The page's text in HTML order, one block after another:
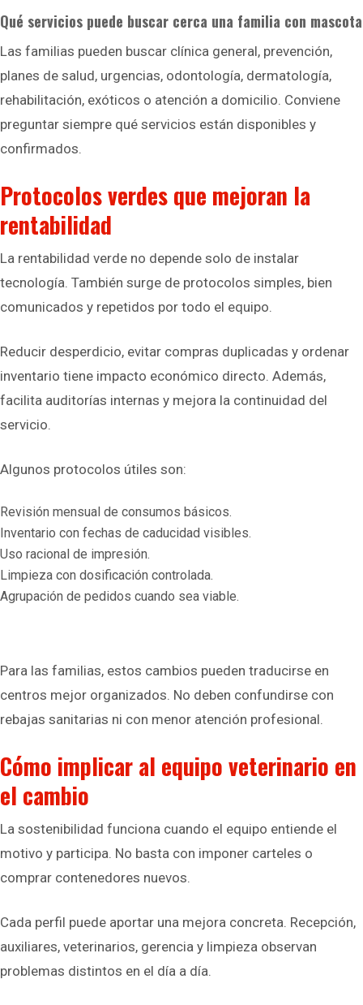
Qué servicios puede buscar cerca una familia con mascota
Las familias pueden buscar clínica general, prevención,
planes de salud, urgencias, odontología, dermatología,
rehabilitación, exóticos o atención a domicilio. Conviene
preguntar siempre qué servicios están disponibles y
confirmados.
Protocolos verdes que mejoran la
rentabilidad
La rentabilidad verde no depende solo de instalar
tecnología. También surge de protocolos simples, bien
comunicados y repetidos por todo el equipo.
Reducir desperdicio, evitar compras duplicadas y ordenar
inventario tiene impacto económico directo. Además,
facilita auditorías internas y mejora la continuidad del
servicio.
Algunos protocolos útiles son:
Revisión mensual de consumos básicos.
Inventario con fechas de caducidad visibles.
Uso racional de impresión.
Limpieza con dosificación controlada.
Agrupación de pedidos cuando sea viable.
Para las familias, estos cambios pueden traducirse en
centros mejor organizados. No deben confundirse con
rebajas sanitarias ni con menor atención profesional.
Cómo implicar al equipo veterinario en
el cambio
La sostenibilidad funciona cuando el equipo entiende el
motivo y participa. No basta con imponer carteles o
comprar contenedores nuevos.
Cada perfil puede aportar una mejora concreta. Recepción,
auxiliares, veterinarios, gerencia y limpieza observan
problemas distintos en el día a día.